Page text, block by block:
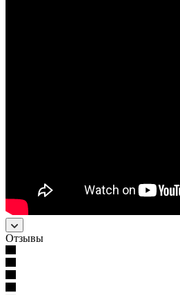
Отзывы